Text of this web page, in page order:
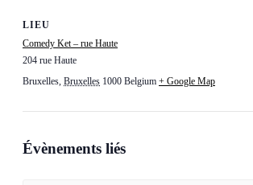
LIEU
Comedy Ket – rue Haute
204 rue Haute
Bruxelles, Bruxelles 1000 Belgium + Google Map
Évènements liés